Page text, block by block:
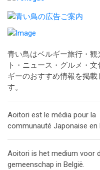
青い鳥はベルギー旅行・観
ト・ニュース・グルメ・
ギーのおすすめ情報を掲載
す。
Aoitori est le média pour la
communauté Japonaise en
Aoitori is het medium voor
gemeenschap in België.